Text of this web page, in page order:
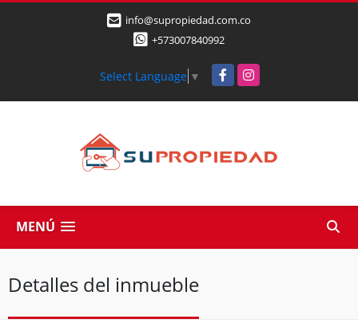
info@supropiedad.com.co
+573007840992
Select Language ▼ FacebookInstagram
MENÚ
Detalles del inmueble